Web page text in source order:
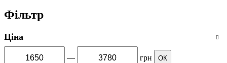
Фільтр
Ціна
— грн ОК